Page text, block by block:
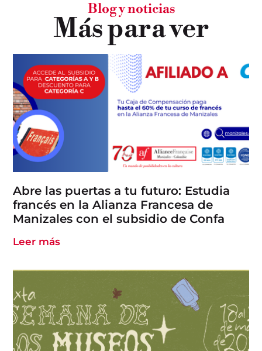
Blog y noticias
Más para ver
Abre las puertas a tu futuro: Estudia
francés en la Alianza Francesa de
Manizales con el subsidio de Confa
Leer más